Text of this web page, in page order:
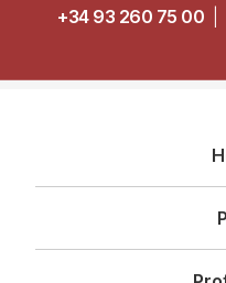
+34 93 260 75 00
principal